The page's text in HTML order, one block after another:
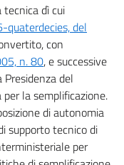
tecnica dì cui
quaterdecies, del
con
n. 80, e successive
Presidenza del
la semplificazione.
di autonomia
supporto tecnico di
per